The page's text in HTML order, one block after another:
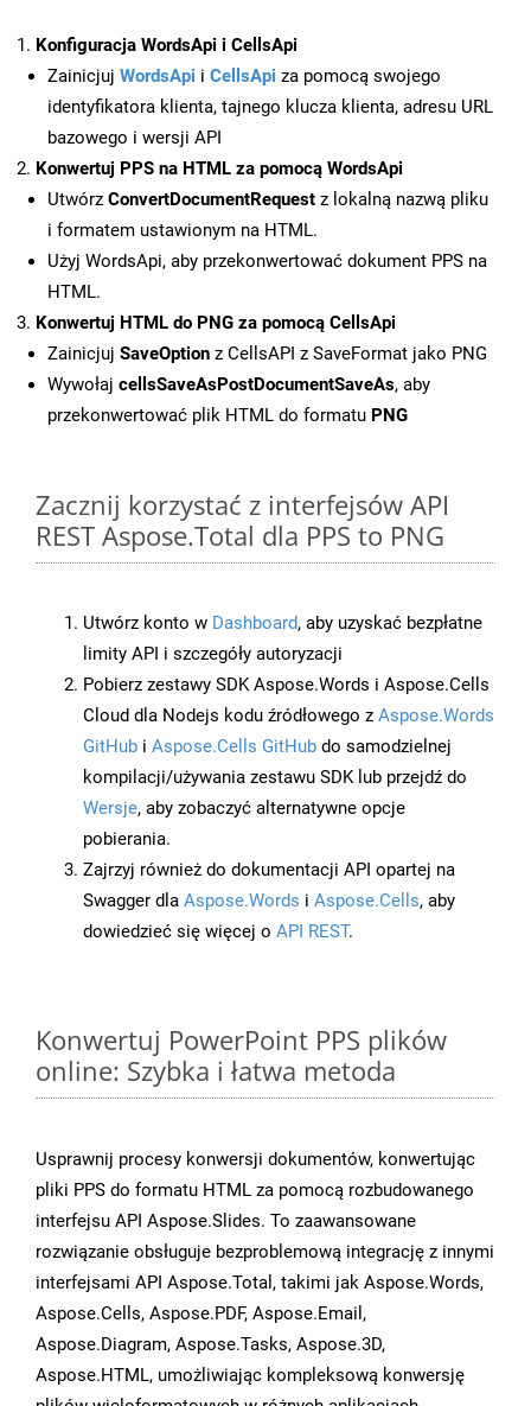
Konfiguracja WordsApi i CellsApi
Zainicjuj WordsApi i CellsApi za pomocą swojego
identyfikatora klienta, tajnego klucza klienta, adresu URL
bazowego i wersji API
Konwertuj PPS na HTML za pomocą WordsApi
Utwórz ConvertDocumentRequest z lokalną nazwą pliku
i formatem ustawionym na HTML.
Użyj WordsApi, aby przekonwertować dokument PPS na
HTML.
Konwertuj HTML do PNG za pomocą CellsApi
Zainicjuj SaveOption z CellsAPI z SaveFormat jako PNG
Wywołaj cellsSaveAsPostDocumentSaveAs, aby
przekonwertować plik HTML do formatu PNG
Zacznij korzystać z interfejsów API
REST Aspose.Total dla PPS to PNG
Utwórz konto w Dashboard, aby uzyskać bezpłatne
limity API i szczegóły autoryzacji
Pobierz zestawy SDK Aspose.Words i Aspose.Cells
Cloud dla Nodejs kodu źródłowego z Aspose.Words
GitHub i Aspose.Cells GitHub do samodzielnej
kompilacji/używania zestawu SDK lub przejdź do
Wersje, aby zobaczyć alternatywne opcje
pobierania.
Zajrzyj również do dokumentacji API opartej na
Swagger dla Aspose.Words i Aspose.Cells, aby
dowiedzieć się więcej o API REST.
Konwertuj PowerPoint PPS plików
online: Szybka i łatwa metoda
Usprawnij procesy konwersji dokumentów, konwertując
pliki PPS do formatu HTML za pomocą rozbudowanego
interfejsu API Aspose.Slides. To zaawansowane
rozwiązanie obsługuje bezproblemową integrację z innymi
interfejsami API Aspose.Total, takimi jak Aspose.Words,
Aspose.Cells, Aspose.PDF, Aspose.Email,
Aspose.Diagram, Aspose.Tasks, Aspose.3D,
Aspose.HTML, umożliwiając kompleksową konwersję